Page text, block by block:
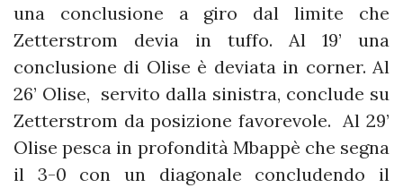
una conclusione a giro dal limite che
Zetterstrom devia in tuffo. Al 19’ una
conclusione di Olise è deviata in corner. Al
26’ Olise, servito dalla sinistra, conclude su
Zetterstrom da posizione favorevole. Al 29’
Olise pesca in profondità Mbappè che segna
il 3-0 con un diagonale concludendo il